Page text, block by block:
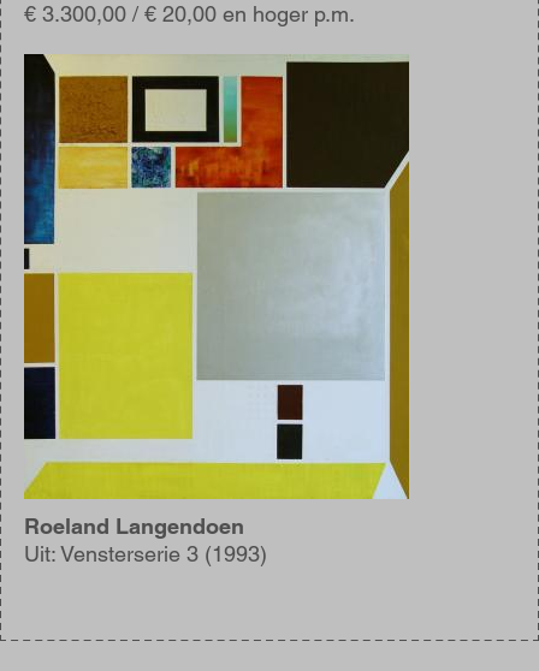
€ 3.300,00 / € 20,00 en hoger p.m.
Afbeelding
Roeland Langendoen
Uit: Vensterserie 3 (1993)